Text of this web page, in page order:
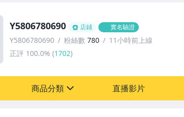
Y5806780690 店鋪 實名驗證
Y5806780690 粉絲數 780
11小時前上線
正評 100.0% (1702)
商品分類 直播影片